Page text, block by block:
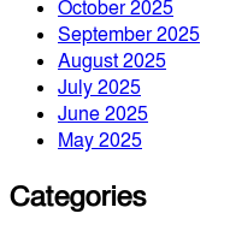
October 2025
September 2025
August 2025
July 2025
June 2025
May 2025
Categories